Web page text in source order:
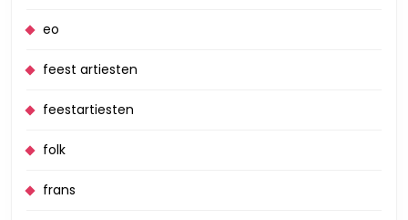
eo
feest artiesten
feestartiesten
folk
frans